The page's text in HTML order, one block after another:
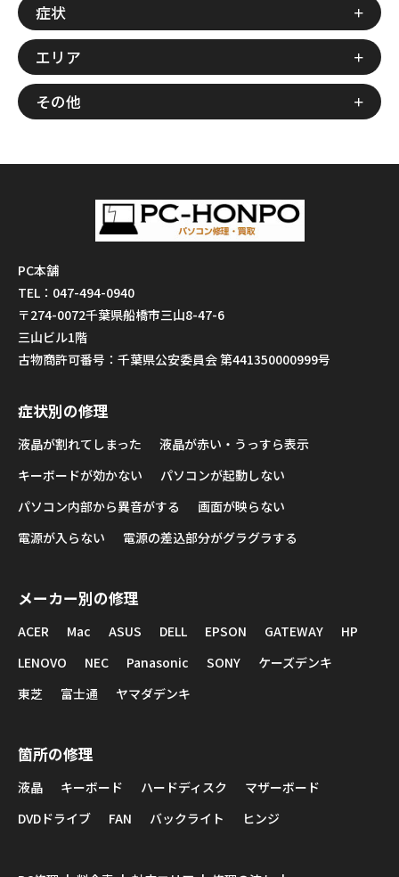
症状
エリア
その他
PC本舗
TEL：047-494-0940
〒274-0072千葉県船橋市三山8-47-6
三山ビル1階
古物商許可番号：千葉県公安委員会 第441350000999号
症状別の修理
液晶が割れてしまった
液晶が赤い・うっすら表示
キーボードが効かない
パソコンが起動しない
パソコン内部から異音がする
画面が映らない
電源が入らない
電源の差込部分がグラグラする
メーカー別の修理
ACER Mac ASUS DELL EPSON GATEWAY
HP
LENOVO
NEC Panasonic SONY
ケーズデンキ
東芝
富士通 ヤマダデンキ
箇所の修理
液晶 キーボード ハードディスク
マザーボード
DVDドライブ
FAN バックライト ヒンジ